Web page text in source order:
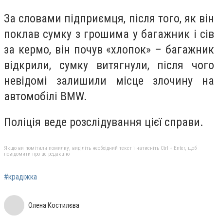
За словами підприємця, після того, як він
поклав сумку з грошима у багажник і сів
за кермо, він почув «хлопок» – багажник
відкрили, сумку витягнули, після чого
невідомі залишили місце злочину на
автомобілі BMW.
Поліція веде розслідування цієї справи.
Якщо ви помітили помилку, виділіть необхідний текст і натисніть Ctrl + Enter, щоб
повідомити про це редакцію
#крадіжка
Олена Костилєва